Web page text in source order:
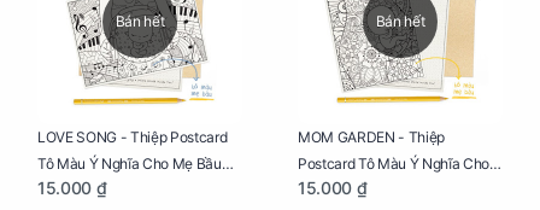
Bán hết
LOVE SONG - Thiệp Postcard
Tô Màu Ý Nghĩa Cho Mẹ Bầu
Sáng Tạo, Thư Giãn Và Hạnh
15.000 ₫
Bán hết
MOM GARDEN - Thiệp
Postcard Tô Màu Ý Nghĩa Cho
Mẹ Bầu Sáng Tạo, Thư Giãn Và
15.000 ₫